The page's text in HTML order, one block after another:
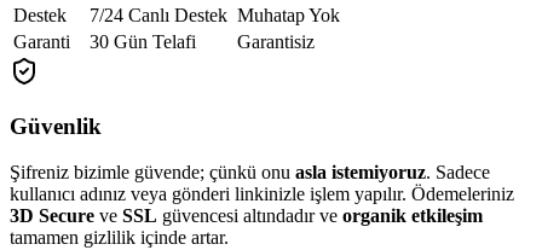
Destek
7/24 Canlı Destek Muhatap Yok
Garanti
30 Gün Telafi Garantisiz
Güvenlik
Şifreniz bizimle güvende; çünkü onu asla istemiyoruz. Sadece
kullanıcı adınız veya gönderi linkinizle işlem yapılır. Ödemeleriniz
3D Secure ve SSL güvencesi altındadır ve organik etkileşim
tamamen gizlilik içinde artar.